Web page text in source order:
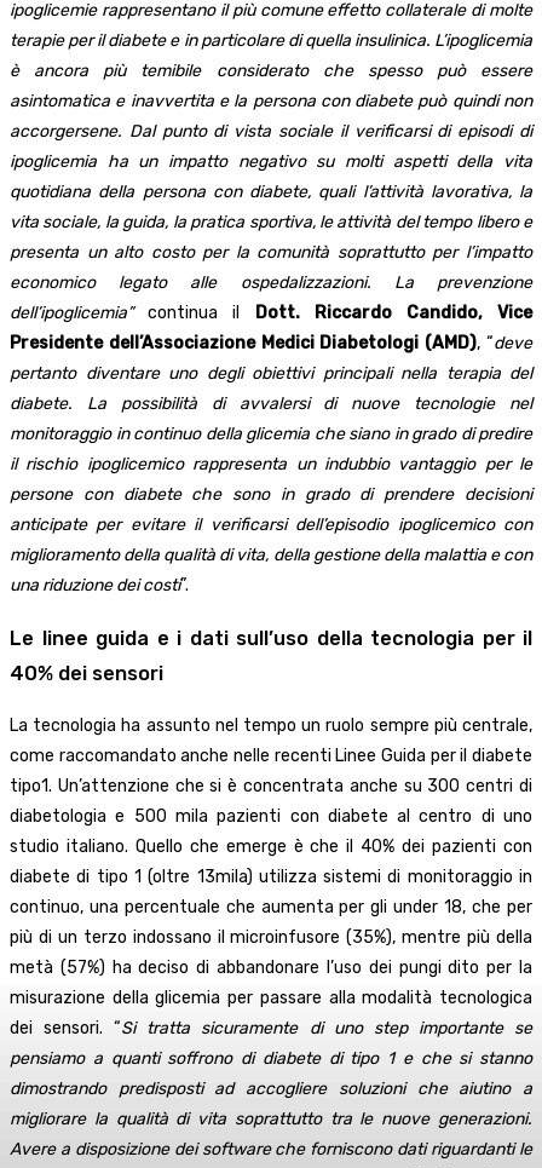
ipoglicemie rappresentano il più comune effetto collaterale di molte
terapie per il diabete e in particolare di quella insulinica. L’ipoglicemia
è ancora più temibile considerato che spesso può essere
asintomatica e inavvertita e la persona con diabete può quindi non
accorgersene. Dal punto di vista sociale il verificarsi di episodi di
ipoglicemia ha un impatto negativo su molti aspetti della vita
quotidiana della persona con diabete, quali l’attività lavorativa, la
vita sociale, la guida, la pratica sportiva, le attività del tempo libero e
presenta un alto costo per la comunità soprattutto per l’impatto
economico legato alle ospedalizzazioni. La prevenzione
dell’ipoglicemia”continua il Dott. Riccardo Candido, Vice
Presidente dell’Associazione Medici Diabetologi (AMD), “deve
pertanto diventare uno degli obiettivi principali nella terapia del
diabete. La possibilità di avvalersi di nuove tecnologie nel
monitoraggio in continuo della glicemia che siano in grado di predire
il rischio ipoglicemico rappresenta un indubbio vantaggio per le
persone con diabete che sono in grado di prendere decisioni
anticipate per evitare il verificarsi dell’episodio ipoglicemico con
miglioramento della qualità di vita, della gestione della malattia e con
una riduzione dei costi”.
Le linee guida e i dati sull’uso della tecnologia per il
40% dei sensori
La tecnologia ha assunto nel tempo un ruolo sempre più centrale,
come raccomandato anche nelle recenti Linee Guida per il diabete
tipo1. Un’attenzione che si è concentrata anche su 300 centri di
diabetologia e 500 mila pazienti con diabete al centro di uno
studio italiano. Quello che emerge è che il 40% dei pazienti con
diabete di tipo 1 (oltre 13mila) utilizza sistemi di monitoraggio in
continuo, una percentuale che aumenta per gli under 18, che per
più di un terzo indossano il microinfusore (35%), mentre più della
metà (57%) ha deciso di abbandonare l’uso dei pungi dito per la
misurazione della glicemia per passare alla modalità tecnologica
dei sensori. “Si tratta sicuramente di uno step importante se
pensiamo a quanti soffrono di diabete di tipo 1 e che si stanno
dimostrando predisposti ad accogliere soluzioni che aiutino a
migliorare la qualità di vita soprattutto tra le nuove generazioni.
Avere a disposizione dei software che forniscono dati riguardanti le